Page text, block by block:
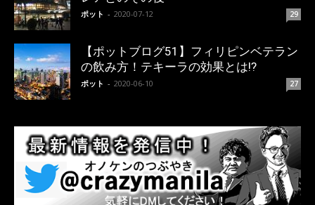
ポット - 2020-07-12 29
【ポットブログ51】フィリピンベテラン
の飲み方！テキーラの効果とは!?
ポット - 2020-06-10 27